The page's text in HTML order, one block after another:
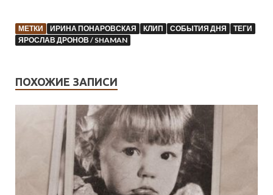
МЕТКИ ИРИНА ПОНАРОВСКАЯ КЛИП СОБЫТИЯ ДНЯ
ТЕГИ
ЯРОСЛАВ ДРОНОВ / SHAMAN
ПОХОЖИЕ ЗАПИСИ